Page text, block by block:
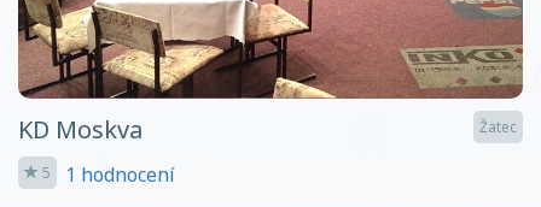
KD Moskva Žatec
5 1 hodnocení